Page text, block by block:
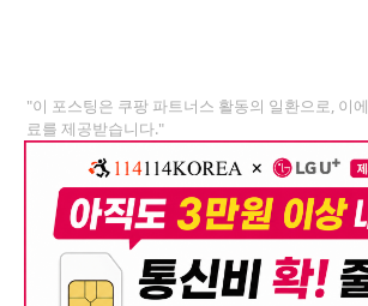
"이 포스팅은 쿠팡 파트너스 활동의 일환으로, 이
료를 제공받습니다."